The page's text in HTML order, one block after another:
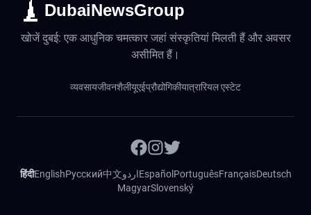
DubaiNewsGroup
खोजें दुबई: एक आधुनिक चमत्कार जहां संस्कृतियां मिलती हैं और अवसर
असीमित हैं।
व्यवसायजीवनशैलीयूएईप्रौद्योगिकीयात्रारियल एस्टेट
हिंदीEnglishРусский中文اردوEspañol PortuguêsFrançaisDeutsch
MagyarSlovenský